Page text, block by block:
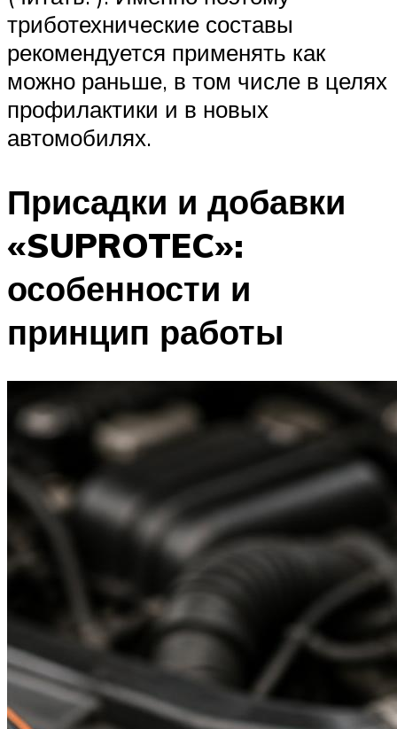
триботехнические составы
рекомендуется применять как
можно раньше, в том числе в целях
профилактики и в новых
автомобилях.
Присадки и добавки
«SUPROTEC»:
особенности и
принцип работы